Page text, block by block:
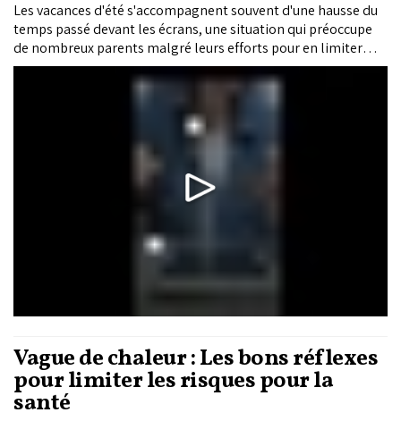
Les vacances d'été s'accompagnent souvent d'une hausse du
temps passé devant les écrans, une situation qui préoccupe
de nombreux parents malgré leurs efforts pour en limiter
l'usage. Selon les spécialistes, cette période de rupture avec
le rythme scolaire laisse davantage de temps libre, que les
enfants peinent parfois à investir autrement.
Vague de chaleur : Les bons réflexes
pour limiter les risques pour la
santé